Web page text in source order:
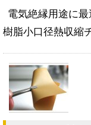
電気絶縁用途に
樹脂小口径熱収縮